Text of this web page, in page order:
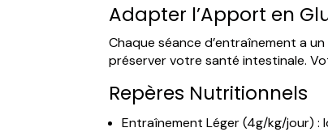
Adapter l’Apport en
Chaque séance d’entraînement a
préserver votre santé intestinale.
Repères Nutritionnels
Entraînement Léger (4g/kg/jour) :